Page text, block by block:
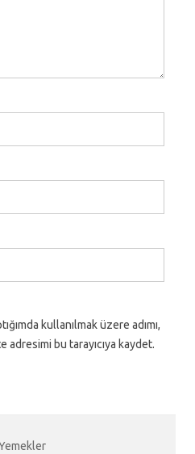
kullanılmak üzere adımı,
bu tarayıcıya kaydet.